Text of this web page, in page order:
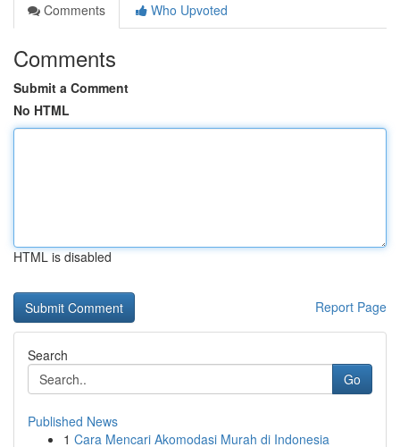
Comments
Who Upvoted
Comments
Submit a Comment
No HTML
HTML is disabled
Report Page
Search
Go
Published News
1 Cara Mencari Akomodasi Murah di Indonesia